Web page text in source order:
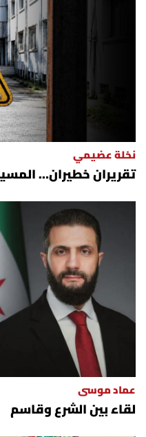
نخلة عضيمي
تقريران خطيران…
عماد موسى
لقاء بين الشرع وقاسم